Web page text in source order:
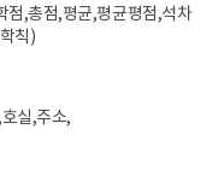
점,총점,평균,평균평점,석차
칙)
실,주소,